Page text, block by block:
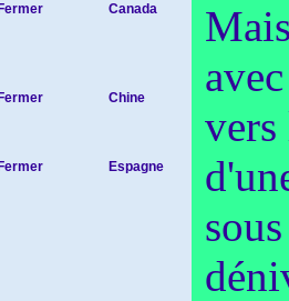
Canada
Chine
Espagne